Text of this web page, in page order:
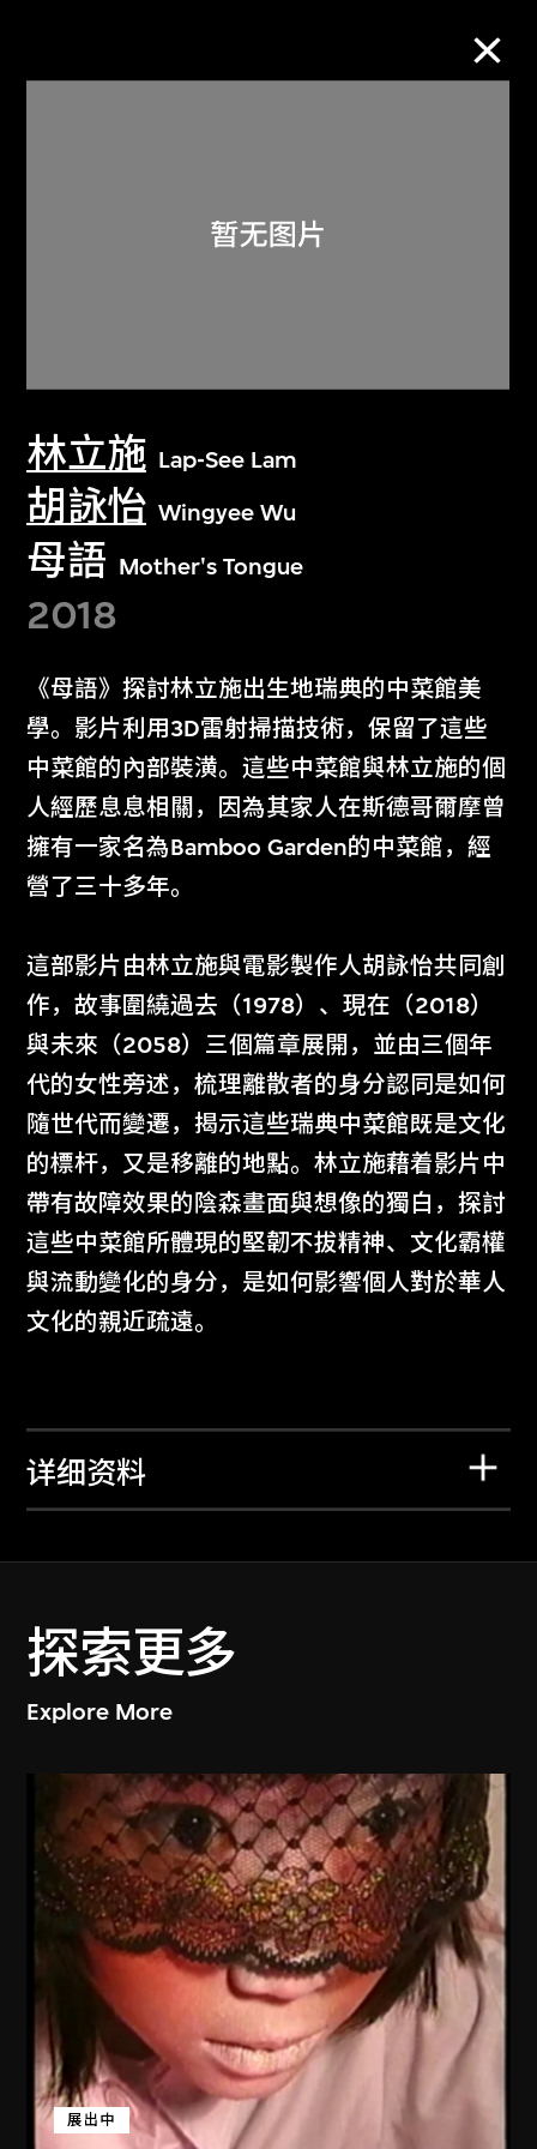
林立施 Lap-See Lam
胡詠怡 Wingyee Wu
母語 Mother's Tongue
2018
《母語》探討林立施出生地瑞典的中菜館美
學。影片利用3D雷射掃描技術，保留了這些
中菜館的內部裝潢。這些中菜館與林立施的個
人經歷息息相關，因為其家人在斯德哥爾摩曾
擁有一家名為Bamboo Garden的中菜館，經
營了三十多年。
這部影片由林立施與電影製作人胡詠怡共同創
作，故事圍繞過去（1978）、現在（2018）
與未來（2058）三個篇章展開，並由三個年
代的女性旁述，梳理離散者的身分認同是如何
隨世代而變遷，揭示這些瑞典中菜館既是文化
的標杆，又是移離的地點。林立施藉着影片中
帶有故障效果的陰森畫面與想像的獨白，探討
這些中菜館所體現的堅韌不拔精神、文化霸權
與流動變化的身分，是如何影響個人對於華人
文化的親近疏遠。
详细资料
探索更多
Explore More
展出中
关于M+藏品
探索世界顶级的二十及二十一世纪视觉
文化藏品。